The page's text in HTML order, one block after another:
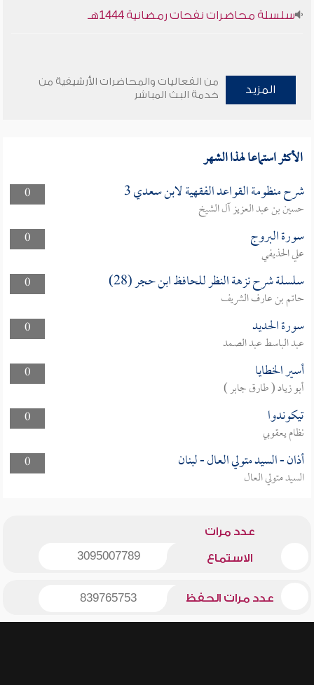
سلسلة محاضرات نفحات رمضانية 1444هـ
المزيد
من الفعاليات والمحاضرات الأرشيفية من
خدمة البث المباشر
الأكثر استماعا لهذا الشهر
0 شرح منظومة القواعد الفقهية لابن سعدي 3
حسين بن عبد العزيز آل الشيخ
0
سورة البروج
علي الحذيفي
0
سلسلة شرح نزهة النظر للحافظ ابن حجر (28)
حاتم بن عارف الشريف
0
سورة الحديد
عبد الباسط عبد الصمد
0
أسير الخطايا
أبو زياد ( طارق جابر )
0
تيكوندوا
نظام يعقوبي
0
أذان - السيد متولي العال - لبنان
السيد متولي العال
عدد مرات
الاستماع 3095007789
عدد مرات الحفظ 839765753